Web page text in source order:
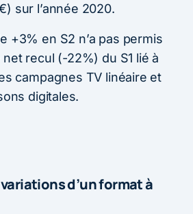
sur l’année 2020.
+3% en S2 n’a pas permis
recul (-22%) du S1 lié à
campagnes TV linéaire et
digitales.
d’un format à